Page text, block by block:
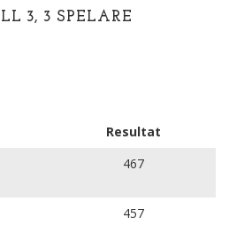
3, 3 SPELARE
Resultat
467
457